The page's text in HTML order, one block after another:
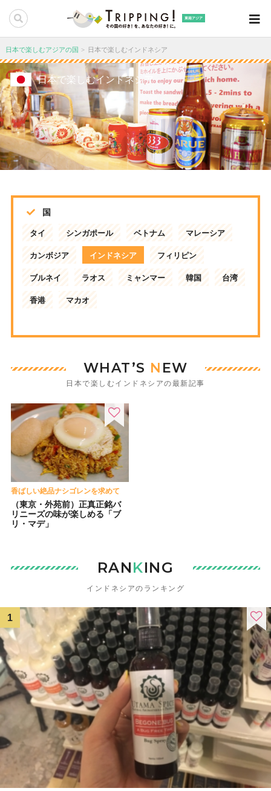
東南アジア
日本で楽しむアジアの国 日本で楽しむインドネシア
日本で楽しむインドネシア
国
タイ シンガポール ベトナム マレーシア
カンボジア インドネシア フィリピン
ブルネイ ラオス ミャンマー 韓国 台湾
香港 マカオ
WHAT’S N EW
日本で楽しむインドネシアの最新記事
香ばしい絶品ナシゴレンを求めて
（東京・外苑前）正真正銘バ
リニーズの味が楽しめる「ブ
リ・マデ」
RANKING
インドネシアのランキング